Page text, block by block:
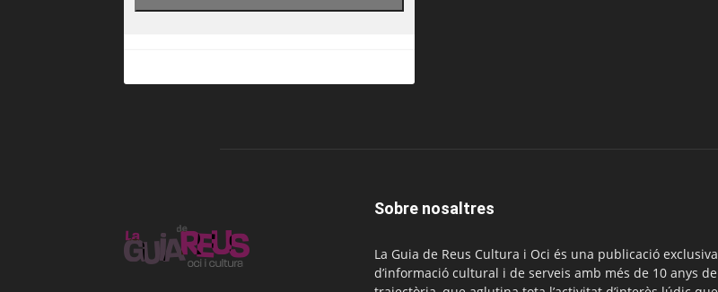
Sobre nosaltres
La Guia de Reus Cultura i Oci és una publicació exclusiva
d’informació cultural i de serveis amb més de 10 anys de